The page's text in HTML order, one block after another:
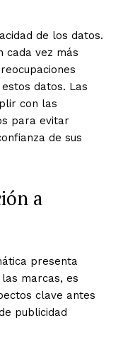
de los datos.
cada vez más
datos. Las
con las
para evitar
de sus
a
presenta
marcas, es
clave antes
publicidad